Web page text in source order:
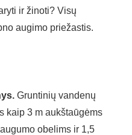
ir žinoti? Visų
augimo priežastis.
Gruntinių vandenų
kaip 3 m aukštaūgėms
obelims ir 1,5